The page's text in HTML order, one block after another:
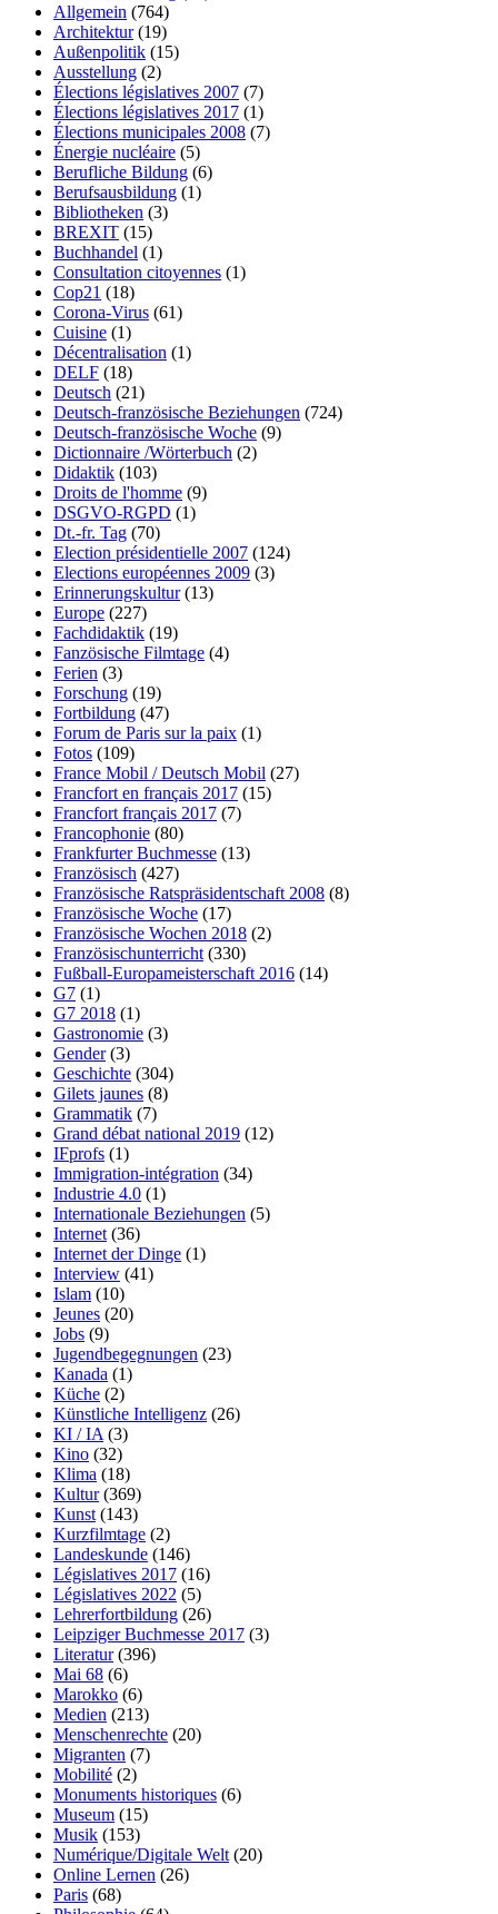
Allgemein (764)
Architektur(19)
Außenpolitik (15)
Ausstellung (2)
Élections législatives 2007 (7)
Élections législatives 2017 (1)
Élections municipales 2008 (7)
Énergie nucléaire (5)
Berufliche Bildung (6)
Berufsausbildung (1)
Bibliotheken (3)
BREXIT (15)
Buchhandel (1)
Consultation citoyennes (1)
Cop21 (18)
Corona-Virus (61)
Cuisine (1)
Décentralisation (1)
DELF (18)
Deutsch (21)
Deutsch-französische Beziehungen (724)
Deutsch-französische Woche (9)
Dictionnaire /Wörterbuch (2)
Didaktik (103)
Droits de l'homme (9)
DSGVO-RGPD (1)
Dt.-fr. Tag (70)
Election présidentielle 2007 (124)
Elections européennes 2009 (3)
Erinnerungskultur(13)
Europe (227)
Fachdidaktik (19)
Fanzösische Filmtage (4)
Ferien (3)
Forschung (19)
Fortbildung (47)
Forum de Paris sur la paix (1)
Fotos (109)
France Mobil / Deutsch Mobil (27)
Francfort en français 2017 (15)
Francfort français 2017 (7)
Francophonie (80)
Frankfurter Buchmesse (13)
Französisch (427)
Französische Ratspräsidentschaft 2008 (8)
Französische Woche (17)
Französische Wochen 2018 (2)
Französischunterricht (330)
Fußball-Europameisterschaft 2016 (14)
G7 (1)
G7 2018 (1)
Gastronomie (3)
Gender(3)
Geschichte (304)
Gilets jaunes (8)
Grammatik (7)
Grand débat national 2019 (12)
IFprofs (1)
Immigration-intégration (34)
Industrie 4.0 (1)
Internationale Beziehungen (5)
Internet (36)
Internet der Dinge (1)
Interview (41)
Islam (10)
Jeunes (20)
Jobs (9)
Jugendbegegnungen (23)
Kanada (1)
Küche (2)
Künstliche Intelligenz (26)
KI / IA (3)
Kino (32)
Klima (18)
Kultur(369)
Kunst (143)
Kurzfilmtage (2)
Landeskunde (146)
Législatives 2017 (16)
Législatives 2022 (5)
Lehrerfortbildung (26)
Leipziger Buchmesse 2017 (3)
Literatur(396)
Mai 68 (6)
Marokko (6)
Medien (213)
Menschenrechte (20)
Migranten (7)
Mobilité (2)
Monuments historiques (6)
Museum (15)
Musik (153)
Numérique/Digitale Welt (20)
Online Lernen (26)
Paris (68)